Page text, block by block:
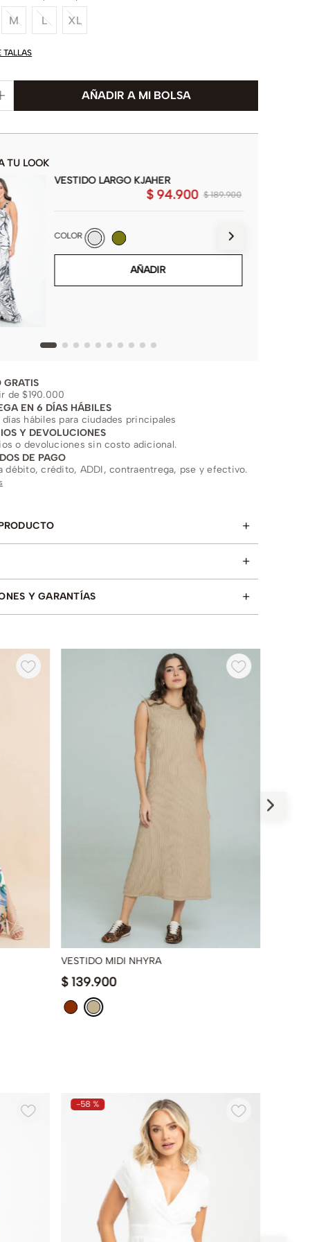
M L XL
TALLAS
TU LOOK
VESTIDO LARGO KJAHER
$ 189.900
$ 94.900
COLOR
AÑADIR
GRATIS
de $190.000
EN 6 DÍAS HÁBILES
días hábiles para ciudades principales
Y DEVOLUCIONES
o devoluciones sin costo adicional.
DE PAGO
débito, crédito, ADDI, contraentrega, pse y efectivo.
+
+
Y GARANTÍAS
+
VESTIDO MIDI NHYRA
$ 139.900
-58 %